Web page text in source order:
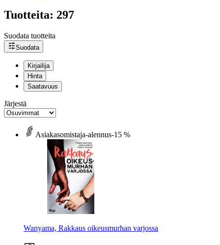
Tuotteita: 297
Suodata tuotteita
Suodata
Kirjailija
Hinta
Saatavuus
Järjestä
Asiakasomistaja-alennus-15 %
Wanyama, Rakkaus oikeusmurhan varjossa